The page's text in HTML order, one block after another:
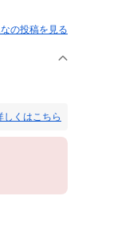
の投稿を見る
しくはこちら